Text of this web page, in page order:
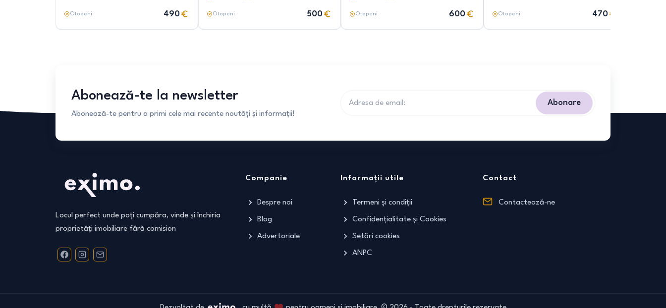
Otopeni 490 Otopeni 500 Otopeni 600 Otopeni 470
Abonează-te la newsletter
Abonează-te pentru a primi cele mai recente noutăți și informații!
Abonare
Locul perfect unde poți cumpăra, vinde și închiria
proprietăți imobiliare fără comision
Companie
Despre noi
Blog
Advertoriale
Informații utile
Termeni și condiții
Confidențialitate și Cookies
Setări cookies
ANPC
Contact
Contactează-ne